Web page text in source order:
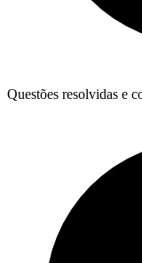
Questões resolvidas e